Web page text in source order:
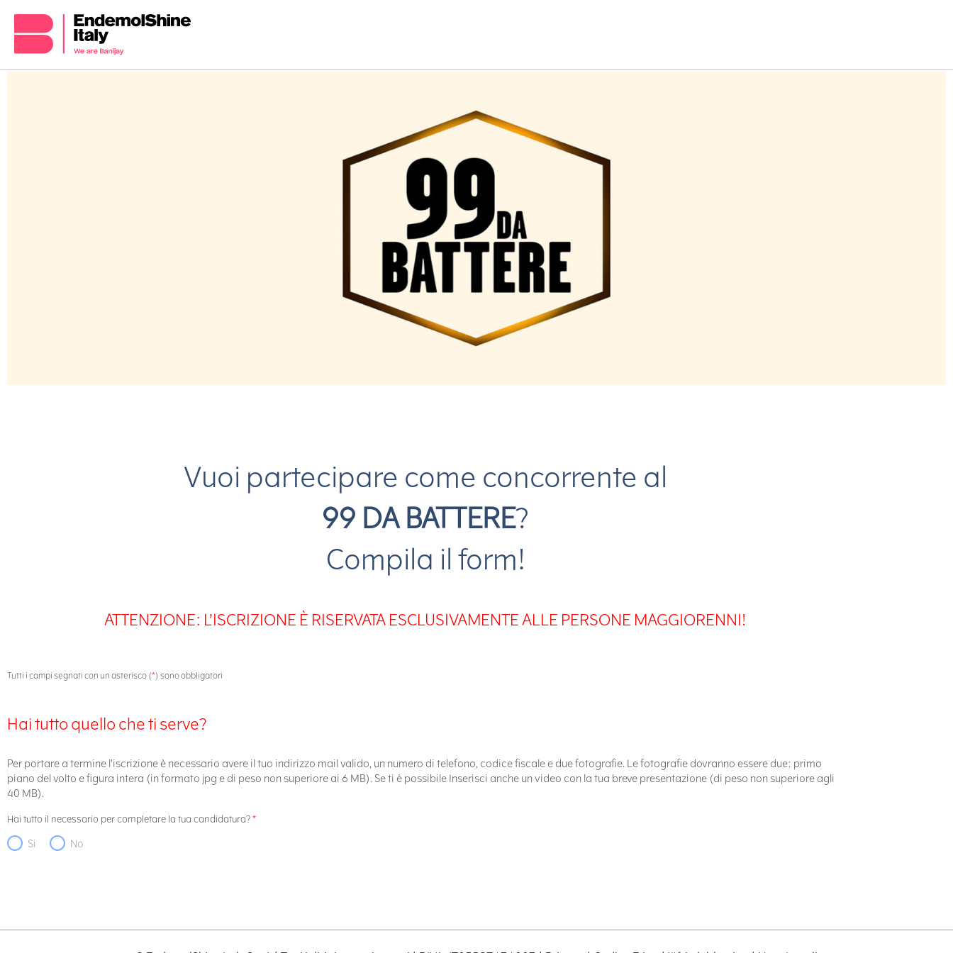
Vuoi partecipare come concorrente al
99 DA BATTERE?
Compila il form!
ATTENZIONE: L’ISCRIZIONE È RISERVATA ESCLUSIVAMENTE ALLE PERSONE MAGGIORENNI!
Tutti i campi segnati con un asterisco (*) sono obbligatori
Hai tutto quello che ti serve?
Per portare a termine l’iscrizione è necessario avere il tuo indirizzo mail valido, un numero di telefono, codice fiscale e due fotografie. Le fotografie dovranno essere due: primo
piano del volto e figura intera (in formato jpg e di peso non superiore ai 6 MB). Se ti è possibile Inserisci anche un video con la tua breve presentazione (di peso non superiore agli
40 MB).
Hai tutto il necessario per completare la tua candidatura?*
Si No